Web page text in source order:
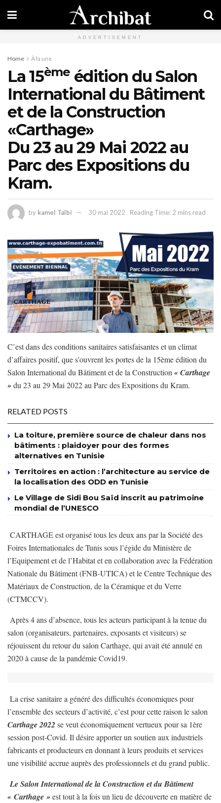
ADVERTISEMENT
Home À la une
La 15èmeédition du Salon
International du Bâtiment
et de la Construction
«Carthage»
Du 23 au 29 Mai 2022 au
Parc des Expositions du
Kram.
by kamel Talbi 30 mai 2022 Reading Time: 2 mins read
C’est dans des conditions sanitaires satisfaisantes et un climat
d’affaires positif, que s’ouvrent les portes de la 15ème édition du
Salon International du Bâtiment et de la Construction« Carthage
»du 23 au 29 Mai 2022 au Parc des Expositions du Kram.
RELATED POSTS
La toiture, première source de chaleur dans nos
bâtiments : plaidoyer pour des formes
alternatives en Tunisie
Territoires en action : l’architecture au service de
la localisation des ODD en Tunisie
Le Village de Sidi Bou Saïd inscrit au patrimoine
mondial de l’UNESCO
CARTHAGE est organisé tous les deux ans par la Société des
Foires Internationales de Tunis sous l’égide du Ministère de
l’Equipement et de l’Habitat et en collaboration avec la Fédération
Nationale du Bâtiment (FNB-UTICA) et le Centre Technique des
Matériaux de Construction, de la Céramique et du Verre
(CTMCCV).
Après 4 ans d’absence, tous les acteurs participant à la tenue du
salon (organisateurs, partenaires, exposants et visiteurs) se
réjouissent du retour du salon Carthage, qui avait été annulé en
2020 à cause de la pandémie Covid19.
La crise sanitaire a généré des difficultés économiques pour
l’ensemble des secteurs d’activité, c’est pour cette raison le salon
Carthage 2022 se veut économiquement vertueux pour sa 1ère
session post-Covid. Il désire apporter un soutien aux industriels
fabricants et producteurs en donnant à leurs produits et services
une visibilité accrue auprès des professionnels et du grand public.
Le Salon International de la Construction et du Bâtiment
« Carthage »est tout à la fois un lieu de découverte en matière de